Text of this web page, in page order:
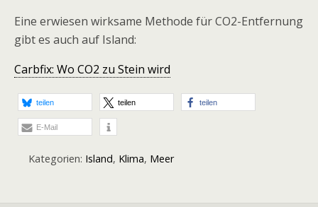
Eine erwiesen wirksame Methode für CO2-Entfernung
gibt es auch auf Island:
Carbfix: Wo CO2 zu Stein wird
teilen teilen teilen
E-Mail
Kategorien: Island, Klima, Meer